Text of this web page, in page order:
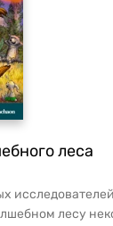
леса
лесу